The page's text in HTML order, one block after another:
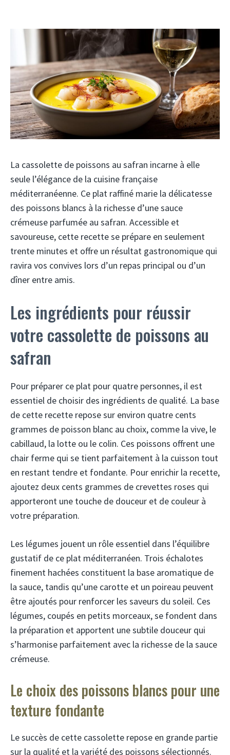
La cassolette de poissons au safran incarne à elle
seule l’élégance de la cuisine française
méditerranéenne. Ce plat raffiné marie la délicatesse
des poissons blancs à la richesse d’une sauce
crémeuse parfumée au safran. Accessible et
savoureuse, cette recette se prépare en seulement
trente minutes et offre un résultat gastronomique qui
ravira vos convives lors d’un repas principal ou d’un
dîner entre amis.
Les ingrédients pour réussir
votre cassolette de poissons au
safran
Pour préparer ce plat pour quatre personnes, il est
essentiel de choisir des ingrédients de qualité. La base
de cette recette repose sur environ quatre cents
grammes de poisson blanc au choix, comme la vive, le
cabillaud, la lotte ou le colin. Ces poissons offrent une
chair ferme qui se tient parfaitement à la cuisson tout
en restant tendre et fondante. Pour enrichir la recette,
ajoutez deux cents grammes de crevettes roses qui
apporteront une touche de douceur et de couleur à
votre préparation.
Les légumes jouent un rôle essentiel dans l’équilibre
gustatif de ce plat méditerranéen. Trois échalotes
finement hachées constituent la base aromatique de
la sauce, tandis qu’une carotte et un poireau peuvent
être ajoutés pour renforcer les saveurs du soleil. Ces
légumes, coupés en petits morceaux, se fondent dans
la préparation et apportent une subtile douceur qui
s’harmonise parfaitement avec la richesse de la sauce
crémeuse.
Le choix des poissons blancs pour une
texture fondante
Le succès de cette cassolette repose en grande partie
sur la qualité et la variété des poissons sélectionnés.